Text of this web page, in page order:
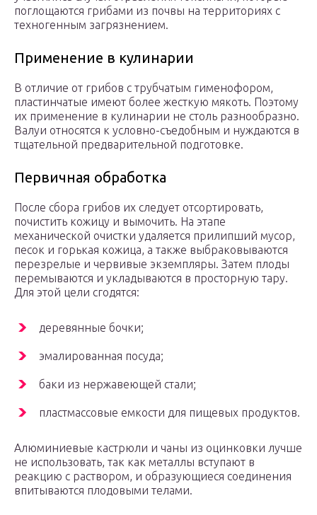
поглощаются грибами из почвы на территориях с
техногенным загрязнением.
Применение в кулинарии
В отличие от грибов с трубчатым гименофором,
пластинчатые имеют более жесткую мякоть. Поэтому
их применение в кулинарии не столь разнообразно.
Валуи относятся к условно-съедобным и нуждаются в
тщательной предварительной подготовке.
Первичная обработка
После сбора грибов их следует отсортировать,
почистить кожицу и вымочить. На этапе
механической очистки удаляется прилипший мусор,
песок и горькая кожица, а также выбраковываются
перезрелые и червивые экземпляры. Затем плоды
перемываются и укладываются в просторную тару.
Для этой цели сгодятся:
деревянные бочки;
эмалированная посуда;
баки из нержавеющей стали;
пластмассовые емкости для пищевых продуктов.
Алюминиевые кастрюли и чаны из оцинковки лучше
не использовать, так как металлы вступают в
реакцию с раствором, и образующиеся соединения
впитываются плодовыми телами.